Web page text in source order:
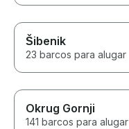
Šibenik
23 barcos para alugar
Okrug Gornji
141 barcos para alugar